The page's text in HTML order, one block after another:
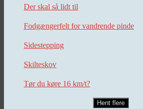
Der skal så lidt til
Fodgængerfelt for vandrende pinde
Sidestepping
Skilteskov
Tør du køre 16 km/t?
Hent flere